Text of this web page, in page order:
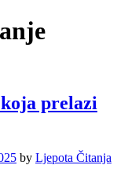
prelazi
by Ljepota Čitanja